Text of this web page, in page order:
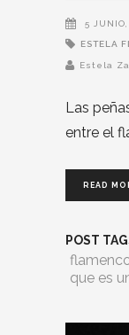
5 JUNIO,
ESTELA
Estela
Las
entre el
READ
POST
que es